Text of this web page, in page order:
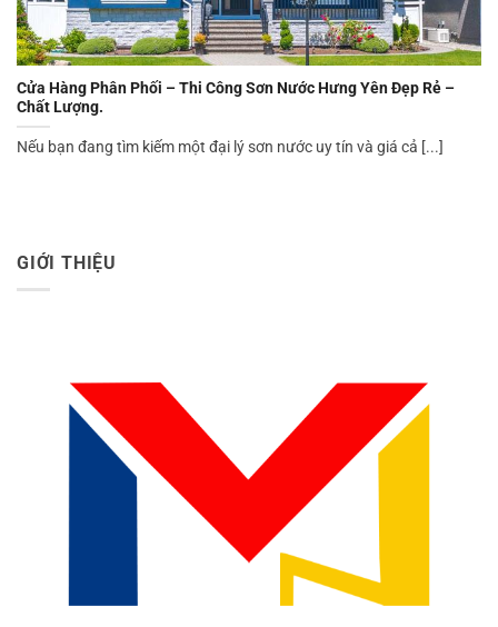
Cửa Hàng Phân Phối – Thi Công Sơn Nước Hưng Yên Đẹp Rẻ –
Chất Lượng.
Nếu bạn đang tìm kiếm một đại lý sơn nước uy tín và giá cả [...]
GIỚI THIỆU